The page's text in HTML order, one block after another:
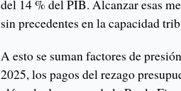
del 14 % del PIB. Alcanzar esas
sin precedentes en la capacidad
A esto se suman factores de
2025, los pagos del rezago